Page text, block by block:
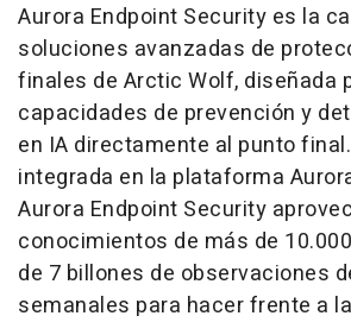
Aurora Endpoint Security es la
soluciones avanzadas de
finales de Arctic Wolf, diseñada
capacidades de prevención y
en IA directamente al punto
integrada en la plataforma
Aurora Endpoint Security
conocimientos de más de
de 7 billones de observaciones
semanales para hacer frente a